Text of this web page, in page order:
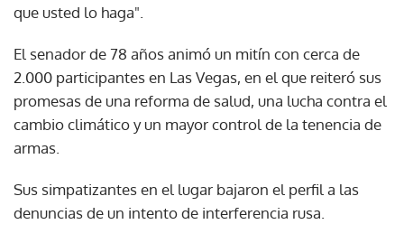
que usted lo haga".
El senador de 78 años animó un mitín con cerca de
2.000 participantes en Las Vegas, en el que reiteró sus
promesas de una reforma de salud, una lucha contra el
cambio climático y un mayor control de la tenencia de
armas.
Sus simpatizantes en el lugar bajaron el perfil a las
denuncias de un intento de interferencia rusa.